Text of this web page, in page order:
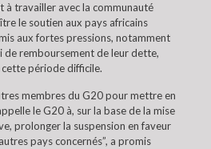
à travailler avec la communauté
le soutien aux pays africains
aux fortes pressions, notamment
de remboursement de leur dette,
période difficile.
membres du G20 pour mettre en
le G20 à, sur la base de la mise
prolonger la suspension en faveur
pays concernés”, a promis